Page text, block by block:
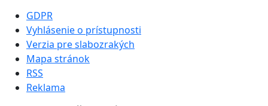
GDPR
Vyhlásenie o prístupnosti
Verzia pre slabozrakých
Mapa stránok
RSS
Reklama